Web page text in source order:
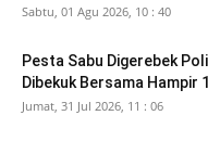
Sabtu, 01 Agu 2026, 10 : 40
Pesta Sabu Digerebek
Dibekuk Bersama Hampir
Jumat, 31 Jul 2026, 11 : 06